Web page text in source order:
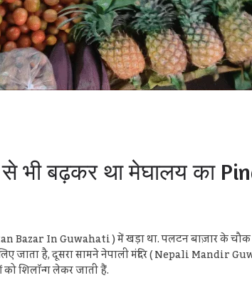
भी बढ़कर था मेघालय का
Bazar In Guwahati ) में खड़ा था. पलटन बाज़ार के
है, दूसरा सामने नेपाली मंदिर ( Nepali Mandir
को शिलॉन्ग लेकर जाती हैं.